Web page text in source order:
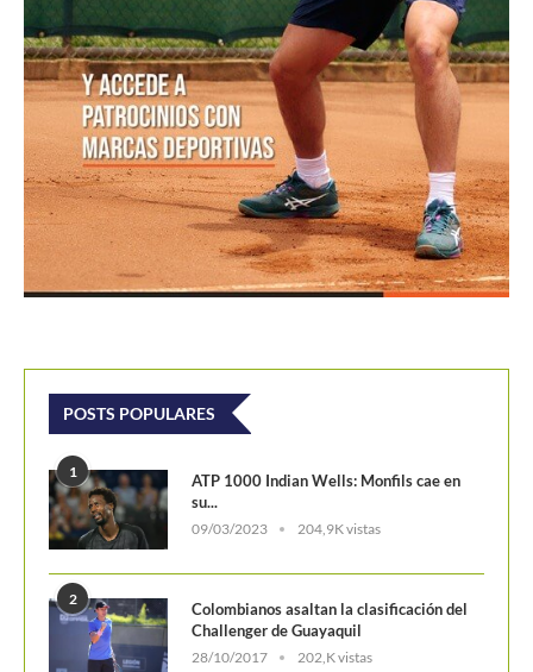
POSTS POPULARES
1
ATP 1000 Indian Wells: Monfils cae en
su...
09/03/2023 204,9K vistas
2
Colombianos asaltan la clasificación del
Challenger de Guayaquil
28/10/2017 202,K vistas